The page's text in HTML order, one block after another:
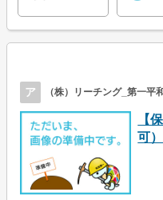
ア （株）リーチング_第一平
【
可